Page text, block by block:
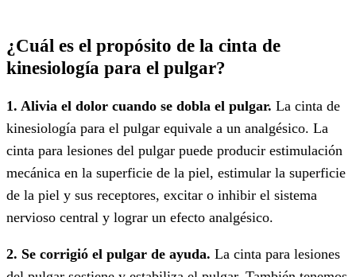
¿Cuál es el propósito de la cinta de
kinesiología para el pulgar?
1. Alivia el dolor cuando se dobla el pulgar. La cinta de
kinesiología para el pulgar equivale a un analgésico. La
cinta para lesiones del pulgar puede producir estimulación
mecánica en la superficie de la piel, estimular la superficie
de la piel y sus receptores, excitar o inhibir el sistema
nervioso central y lograr un efecto analgésico.
2. Se corrigió el pulgar de ayuda. La cinta para lesiones